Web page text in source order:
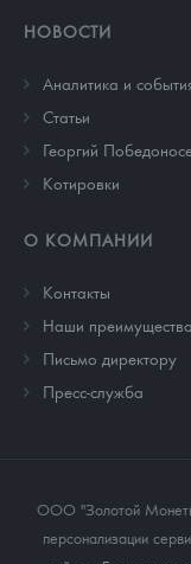
НОВОСТИ
Аналитика и
Cтатьи
Георгий
Котировки
О КОМПАНИИ
Контакты
Наши преимущества
Письмо директору
Пресс-служба
ООО "Золотой
персонализации